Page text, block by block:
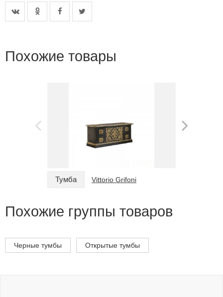
Похожие товары
Тумба Vittorio Grifoni
Похожие группы товаров
Черные тумбы Открытые тумбы